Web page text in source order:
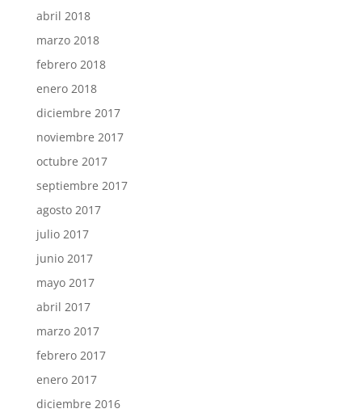
abril 2018
marzo 2018
febrero 2018
enero 2018
diciembre 2017
noviembre 2017
octubre 2017
septiembre 2017
agosto 2017
julio 2017
junio 2017
mayo 2017
abril 2017
marzo 2017
febrero 2017
enero 2017
diciembre 2016